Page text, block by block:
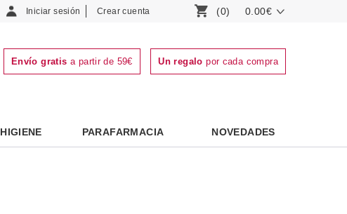
Iniciar sesión Crear cuenta (0) 0.00€
Envío gratis a partir de 59€ Un regalo por cada compra
HIGIENE PARAFARMACIA NOVEDADES